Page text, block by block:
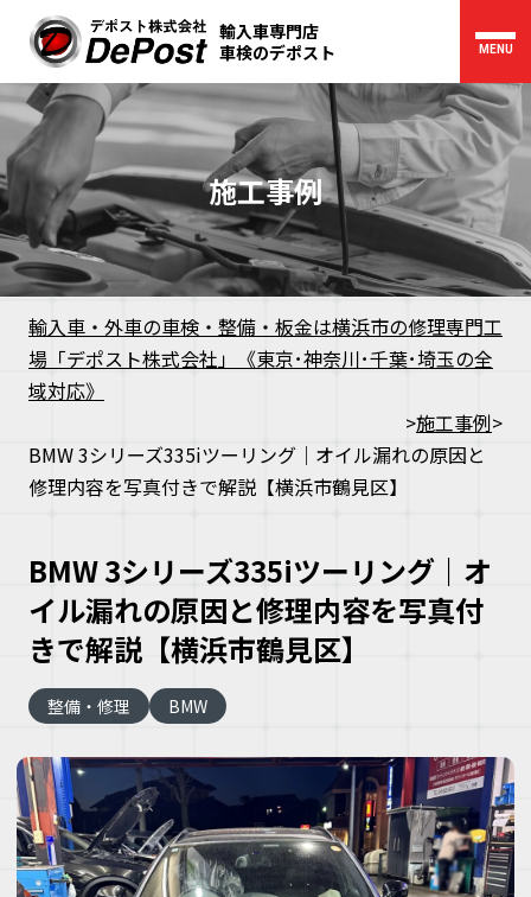
輸入車専門店
車検のデポスト
MENU
施工事例
輸入車・外車の車検・整備・板金は横浜市の修理専門工
場「デポスト株式会社」《東京･神奈川･千葉･埼玉の全
域対応》
>施工事例>
BMW 3シリーズ335iツーリング｜オイル漏れの原因と
修理内容を写真付きで解説【横浜市鶴見区】
BMW 3シリーズ335iツーリング｜オ
イル漏れの原因と修理内容を写真付
きで解説【横浜市鶴見区】
整備・修理 BMW